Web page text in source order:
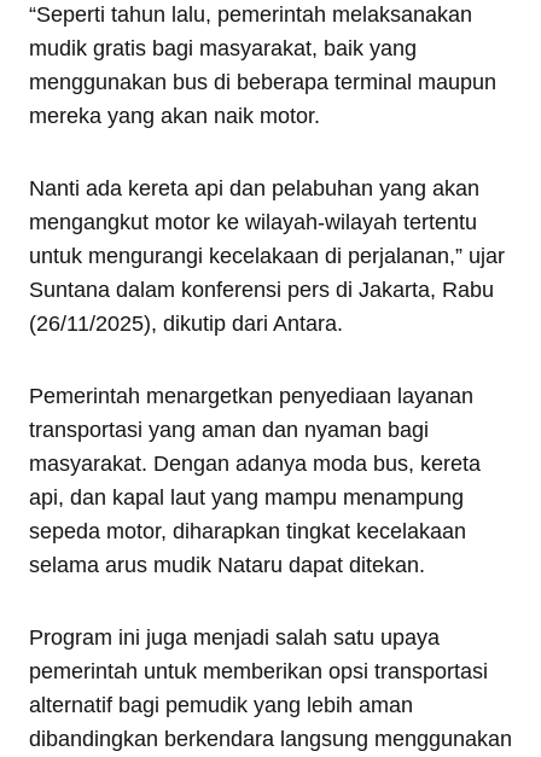
“Seperti tahun lalu, pemerintah melaksanakan
mudik gratis bagi masyarakat, baik yang
menggunakan bus di beberapa terminal maupun
mereka yang akan naik motor.
Nanti ada kereta api dan pelabuhan yang akan
mengangkut motor ke wilayah-wilayah tertentu
untuk mengurangi kecelakaan di perjalanan,” ujar
Suntana dalam konferensi pers di Jakarta, Rabu
(26/11/2025), dikutip dari Antara.
Pemerintah menargetkan penyediaan layanan
transportasi yang aman dan nyaman bagi
masyarakat. Dengan adanya moda bus, kereta
api, dan kapal laut yang mampu menampung
sepeda motor, diharapkan tingkat kecelakaan
selama arus mudik Nataru dapat ditekan.
Program ini juga menjadi salah satu upaya
pemerintah untuk memberikan opsi transportasi
alternatif bagi pemudik yang lebih aman
dibandingkan berkendara langsung menggunakan